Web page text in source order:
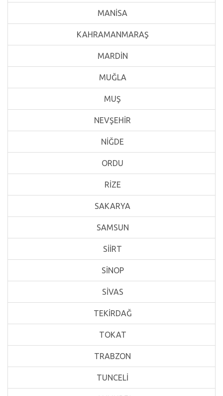
MANİSA
KAHRAMANMARAŞ
MARDİN
MUĞLA
MUŞ
NEVŞEHİR
NİĞDE
ORDU
RİZE
SAKARYA
SAMSUN
SİİRT
SİNOP
SİVAS
TEKİRDAĞ
TOKAT
TRABZON
TUNCELİ